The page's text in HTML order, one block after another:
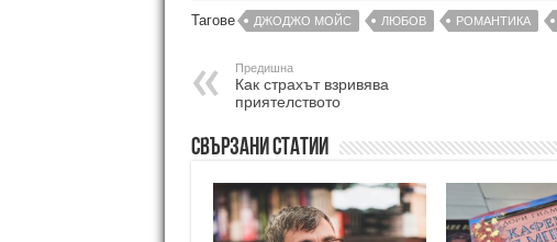
Тагове ДЖОДЖО МОЙС ЛЮБОВ РОМАНТИКА
Предишна
Как страхът взривява
приятелството
Свързани статии